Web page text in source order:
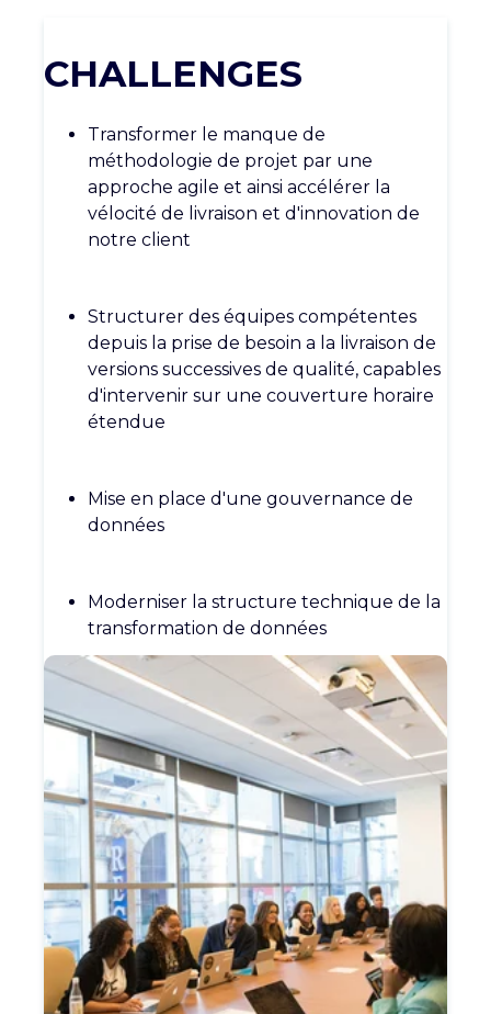
CHALLENGES
Transformer le manque de
méthodologie de projet par une
approche agile et ainsi accélérer la
vélocité de livraison et d'innovation de
notre client
Structurer des équipes compétentes
depuis la prise de besoin a la livraison de
versions successives de qualité, capables
d'intervenir sur une couverture horaire
étendue
Mise en place d'une gouvernance de
données
Moderniser la structure technique de la
transformation de données